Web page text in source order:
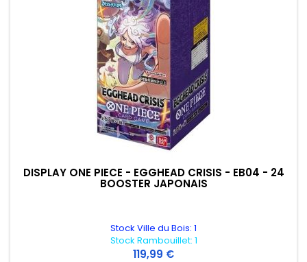
DISPLAY ONE PIECE - EGGHEAD CRISIS - EB04 - 24
BOOSTER JAPONAIS
Stock Ville du Bois: 1
Stock Rambouillet: 1
119,99 €